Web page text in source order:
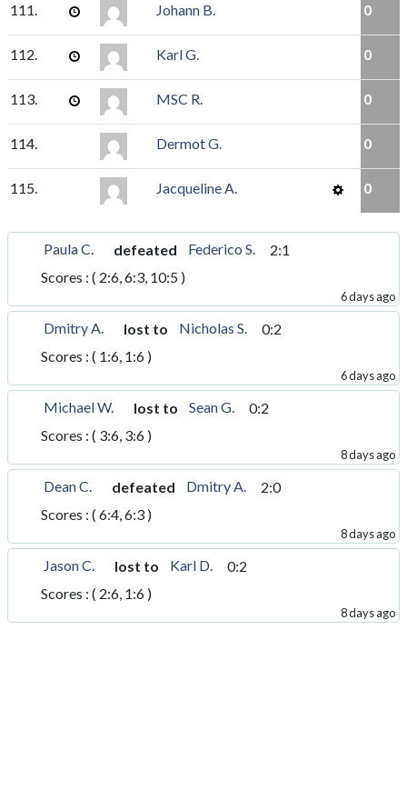
111. Johann B. 0
112. Karl G. 0
113. MSC R. 0
114. Dermot G. 0
115. Jacqueline A. 0
Paula C. defeated Federico S.
2:1
Scores : ( 2:6, 6:3, 10:5 )
6 days ago
Dmitry A. lost to Nicholas S.
0:2
Scores : ( 1:6, 1:6 )
6 days ago
Michael W. lost to Sean G.
0:2
Scores : ( 3:6, 3:6 )
8 days ago
Dean C. defeated Dmitry A.
2:0
Scores : ( 6:4, 6:3 )
8 days ago
Jason C. lost to Karl D.
0:2
Scores : ( 2:6, 1:6 )
8 days ago